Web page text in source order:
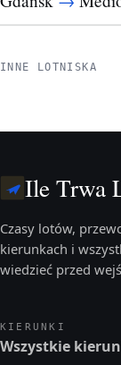
INNE LOTNISKA
Ile Trwa
Czasy lotów,
kierunkach i
wiedzieć przed
KIERUNKI
Wszystkie